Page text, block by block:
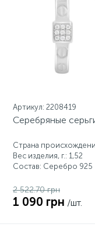
Артикул: 2208419
Серебряные
Страна
Вес изделия, г.: 1,52
Состав: Серебро 925
2 522.70 грн
1 090 грн /шт.